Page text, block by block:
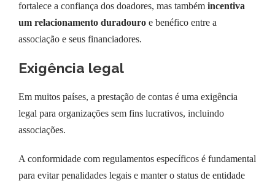
fortalece a confiança dos doadores, mas também incentiva
um relacionamento duradouro e benéfico entre a
associação e seus financiadores.
Exigência legal
Em muitos países, a prestação de contas é uma exigência
legal para organizações sem fins lucrativos, incluindo
associações.
A conformidade com regulamentos específicos é fundamental
para evitar penalidades legais e manter o status de entidade